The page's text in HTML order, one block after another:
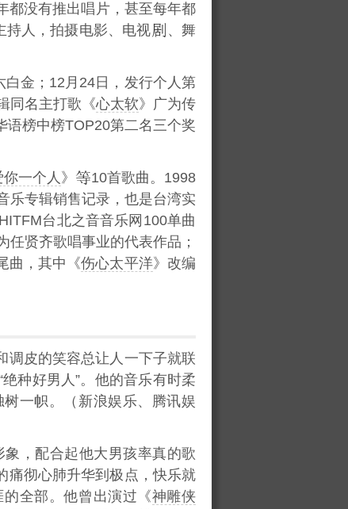
都没有推出唱片，甚至每年都
持人，拍摄电影、电视
、舞
金；12月24日，发行个人第
同名主打歌《心太软》广为传
榜中榜TOP20第二名三个奖
你一个人 》
10首歌曲。1998
乐专辑销售记录，也是台湾实
台北之音音乐网100单曲
任贤齐歌唱事业的代表作品；
曲，其中《伤心太平洋》改编
调皮的笑容总让人一下子就联
种好男人”。他的音乐有时柔
一帜。（新浪娱乐、腾讯娱
，配合起他大男孩率真的歌
痛彻心肺升华到极点，快乐就
全部。他曾出演过《神雕侠